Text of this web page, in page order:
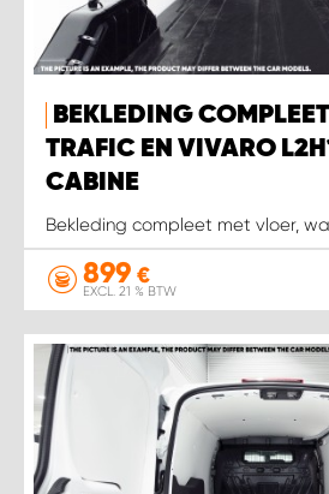
BEKLEDING
TRAFIC EN VIVARO
CABINE
Bekleding compleet met vloer,
899 €
EXCL. 21 % BTW